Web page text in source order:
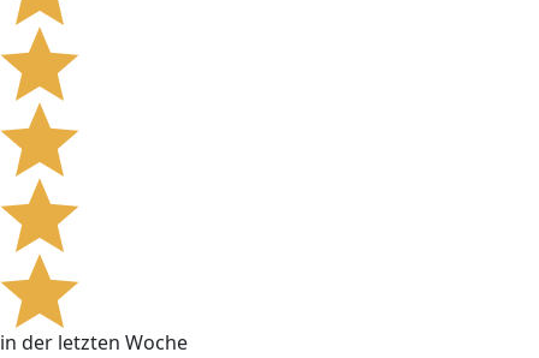
in der letzten Woche